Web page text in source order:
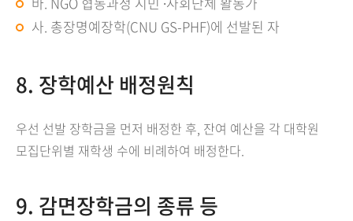
사. 총장명예장학(CNU GS-PHF)에 선발된 자
8. 장학예산 배정원칙
우선 선발 장학금을 먼저 배정한 후, 잔여 예산을 각 대학원
모집단위별 재학생 수에 비례하여 배정한다.
9. 감면장학금의 종류 등